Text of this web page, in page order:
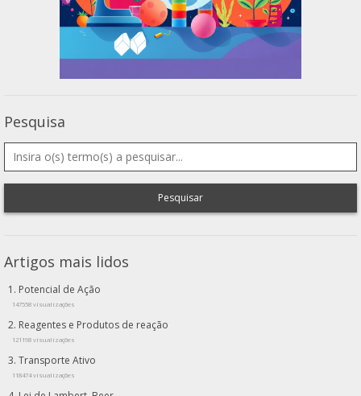
Pesquisa
Pesquisar
Artigos mais lidos
Potencial de Ação
147558 visualizações
Reagentes e Produtos de reação
121198 visualizações
Transporte Ativo
118474 visualizações